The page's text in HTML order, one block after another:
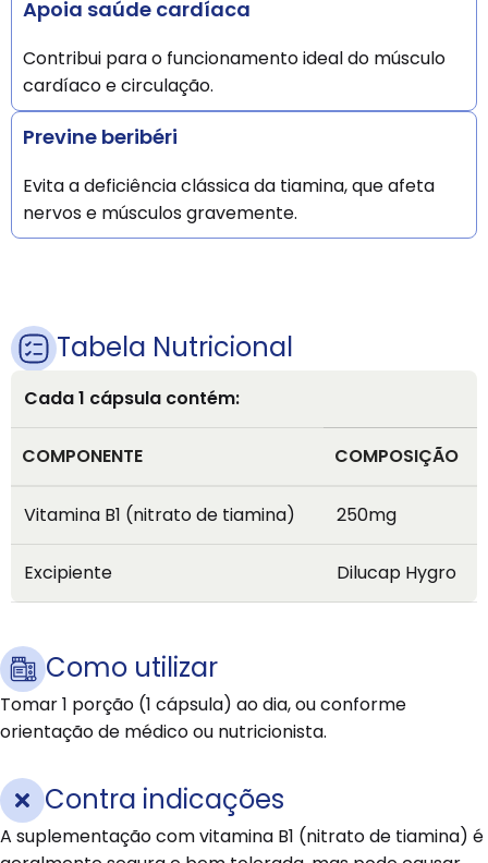
Apoia saúde cardíaca
Contribui para o funcionamento ideal do músculo
cardíaco e circulação.
Previne beribéri
Evita a deficiência clássica da tiamina, que afeta
nervos e músculos gravemente.
Tabela Nutricional
Cada 1 cápsula contém:
COMPONENTE COMPOSIÇÃO
Vitamina B1 (nitrato de tiamina) 250mg
Excipiente Dilucap Hygro
Como utilizar
Tomar 1 porção (1 cápsula) ao dia, ou conforme
orientação de médico ou nutricionista.
Contra indicações
A suplementação com vitamina B1 (nitrato de tiamina) é